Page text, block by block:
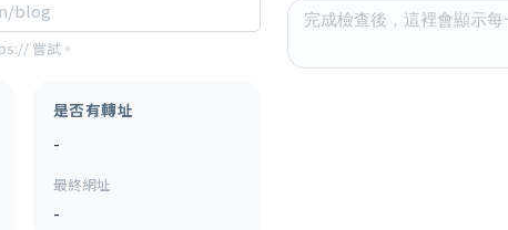
嘗試。
是否有轉址
-
最終網址
-